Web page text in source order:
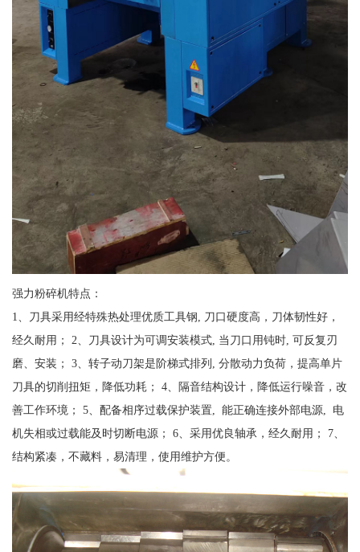
强力粉碎机特点：
1、刀具采用经特殊热处理优质工具钢, 刀口硬度高，刀体韧性好，
经久耐用； 2、刀具设计为可调安装模式, 当刀口用钝时, 可反复刃
磨、安装； 3、转子动刀架是阶梯式排列, 分散动力负荷，提高单片
刀具的切削扭矩，降低功耗； 4、隔音结构设计，降低运行噪音，改
善工作环境； 5、配备相序过载保护装置, 能正确连接外部电源, 电
机失相或过载能及时切断电源； 6、采用优良轴承，经久耐用； 7、
结构紧凑，不藏料，易清理，使用维护方便。